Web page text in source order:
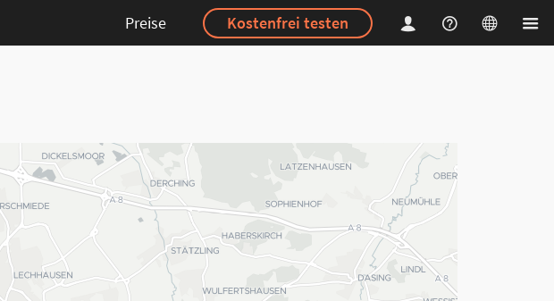
Preise Kostenfrei testen